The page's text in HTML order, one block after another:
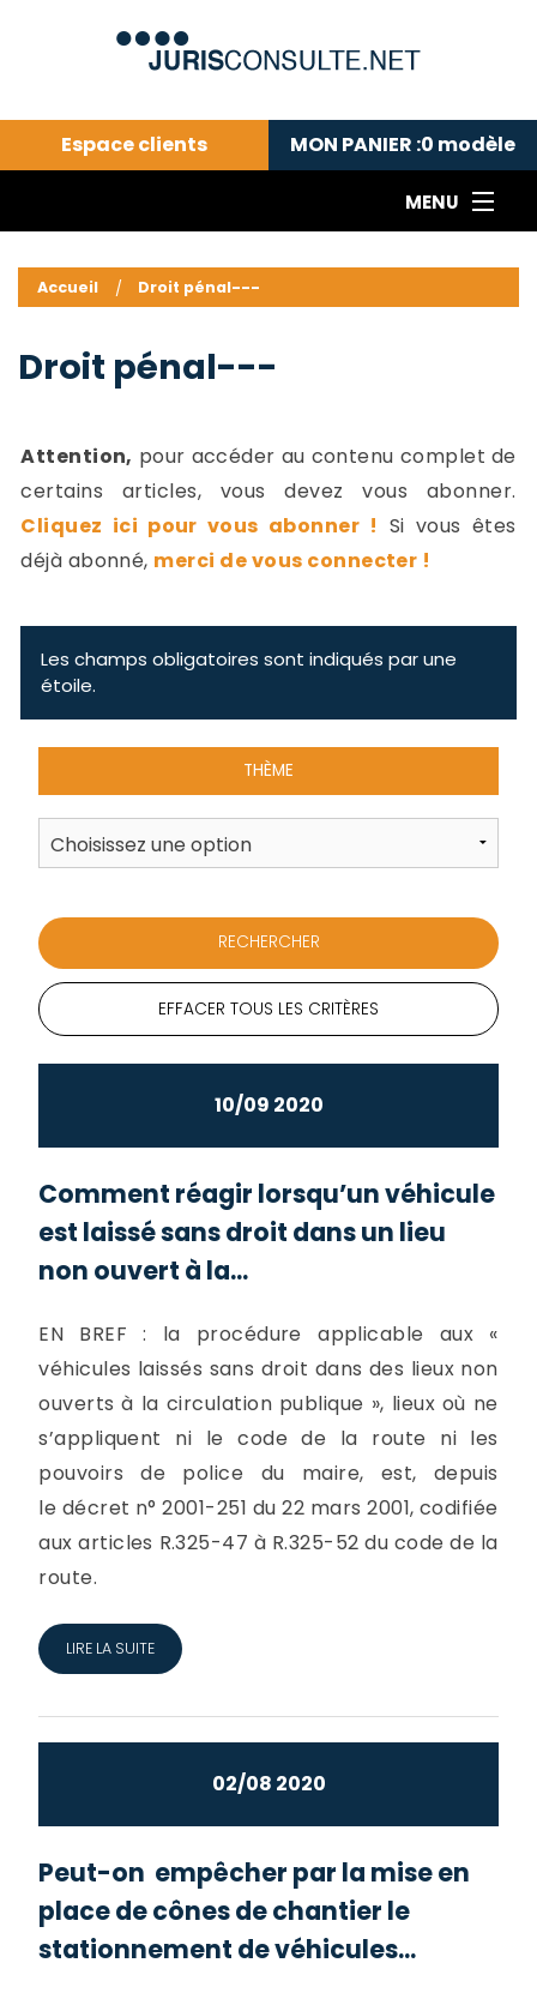
Espace clients MON PANIER :0 modèle
MENU
---Actualités du droit public---
Droit pénal---
Accueil Droit pénal---
Droit pénal---
Attention, pour accéder au contenu complet de
certains articles, vous devez vous abonner.
Cliquez ici pour vous abonner ! Si vous êtes
déjà abonné, merci de vous connecter !
Les champs obligatoires sont indiqués par une
étoile.
THÈME
EFFACER TOUS LES CRITÈRES
10/09 2020
Comment réagir lorsqu’un véhicule
est laissé sans droit dans un lieu
non ouvert à la...
EN BREF : la procédure applicable aux «
véhicules laissés sans droit dans des lieux non
ouverts à la circulation publique », lieux où ne
s’appliquent ni le code de la route ni les
pouvoirs de police du maire, est, depuis
le décret n° 2001-251 du 22 mars 2001, codifiée
aux articles R.325-47 à R.325-52 du code de la
route.
LIRE LA SUITE
02/08 2020
Peut-on empêcher par la mise en
place de cônes de chantier le
stationnement de véhicules...